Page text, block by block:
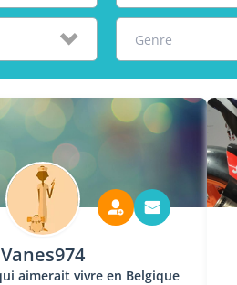
Genre
Vanes974
aimerait vivre en Belgique